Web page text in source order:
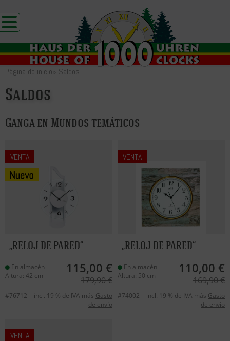
Página de inicio» Saldos
Saldos
Ganga en Mundos temáticos
VENTA
RELOJ DE PARED
En almacén
Altura: 42 cm
115,00 €
179,90 €
#76712 incl. 19 % de IVA más Gasto
de envío
VENTA
RELOJ DE PARED
En almacén
Altura: 50 cm
110,00 €
169,90 €
#74002 incl. 19 % de IVA más Gasto
de envío
VENTA